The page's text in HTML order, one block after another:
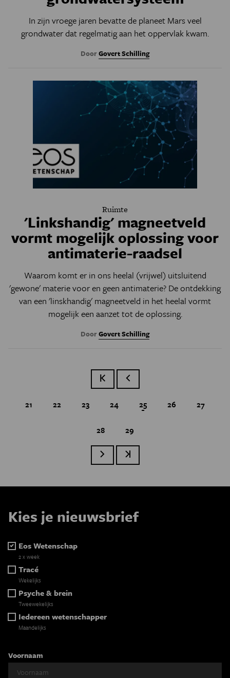
In zijn vroege jaren bevatte de planeet Mars veel
grondwater dat regelmatig aan het oppervlak kwam.
DoorGovert Schilling
Ruimte
'Linkshandig' magneetveld
vormt mogelijk oplossing voor
antimaterie-raadsel
Waarom komt er in ons heelal (vrijwel) uitsluitend
'gewone' materie voor en geen antimaterie? De ontdekking
van een 'linskhandig' magneetveld in het heelal vormt
mogelijk een aanzet tot de oplossing.
DoorGovert Schilling
Paginatie
Eerste paginaVorige pagina
Page
21 Page
22 Page
23 Page
24 Huidige pagina
25 Page
26 Page
27
Page
28 Page
29
Volgende paginaLaatste pagina
Kies je nieuwsbrief
Eos Wetenschap
2 x week
Tracé
Wekelijks
Psyche & brein
Tweewekelijks
Iedereen wetenschapper
Maandelijks
Voornaam